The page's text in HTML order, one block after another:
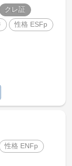
クレ証
性格 ESFp
性格 ENFp